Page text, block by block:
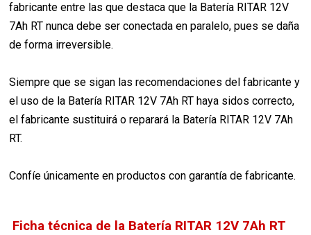
fabricante entre las que destaca que la Batería RITAR 12V
7Ah RT nunca debe ser conectada en paralelo, pues se daña
de forma irreversible.
Siempre que se sigan las recomendaciones del fabricante y
el uso de la Batería RITAR 12V 7Ah RT haya sidos correcto,
el fabricante sustituirá o reparará la Batería RITAR 12V 7Ah
RT.
Confíe únicamente en productos con garantía de fabricante.
Ficha técnica de la Batería RITAR 12V 7Ah RT